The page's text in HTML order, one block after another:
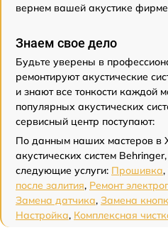
вернем вашей акустике
Знаем свое дело
Будьте уверены в
ремонтируют акустические
и знают все тонкости каждой
популярных акустических
сервисный центр поступают:
По данным наших мастеров в
акустических систем
следующие услуги: Прошивка,
после залития, Ремонт
Замена датчика, Замена
Настройка, Комплексная